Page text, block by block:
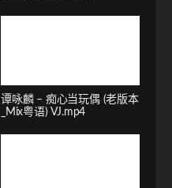
谭咏麟 – 痴心当玩偶 (老版本
_Mix粤语) VJ.mp4